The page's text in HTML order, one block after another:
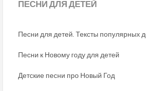
ПЕСНИДЛЯ ДЕТЕЙ
Песни для детей. Тексты популярных
Песни к Новому году для детей
Детские песни про Новый Год